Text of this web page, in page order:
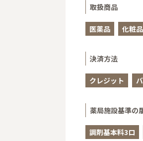
取扱商品
医薬品 化粧品
決済方法
クレジット
薬局施設基準の
調剤基本料3ロ